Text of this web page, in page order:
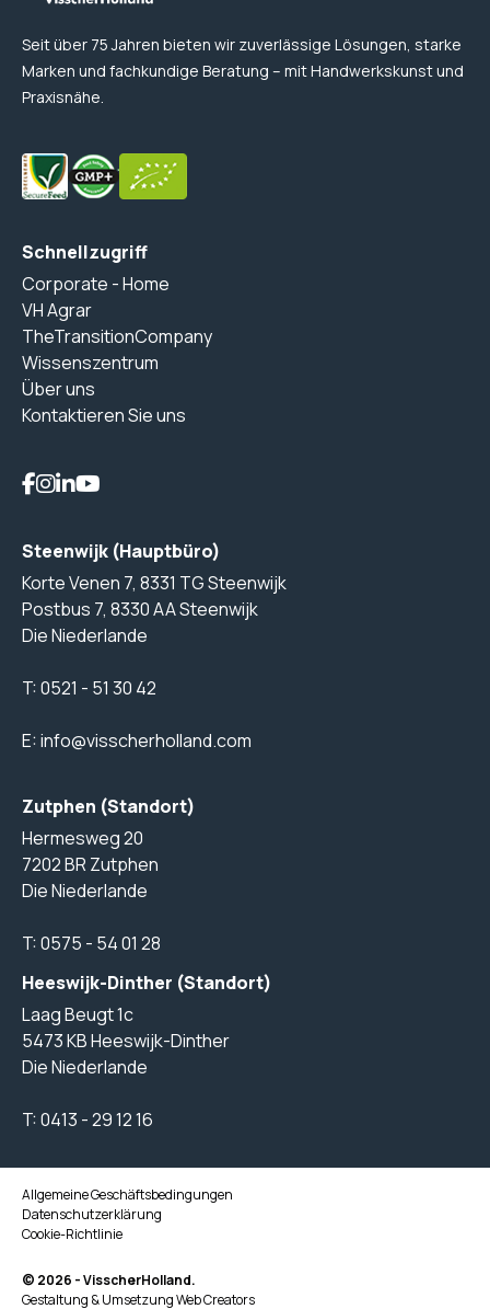
Seit über 75 Jahren bieten wir zuverlässige Lösungen, starke
Marken und fachkundige Beratung – mit Handwerkskunst und
Praxisnähe.
Schnellzugriff
Corporate - Home
VH Agrar
TheTransitionCompany
Wissenszentrum
Über uns
Kontaktieren Sie uns
Steenwijk (Hauptbüro)
Korte Venen 7, 8331 TG Steenwijk
Postbus 7, 8330 AA Steenwijk
Die Niederlande
T:0521 - 51 30 42
E:info@visscherholland.com
Zutphen (Standort)
Hermesweg 20
7202 BR Zutphen
Die Niederlande
T:0575 - 54 01 28
Heeswijk-Dinther (Standort)
Laag Beugt 1c
5473 KB Heeswijk-Dinther
Die Niederlande
T:0413 - 29 12 16
© 2026 - VisscherHolland.
Gestaltung & UmsetzungWeb Creators
Allgemeine Geschäftsbedingungen
Datenschutzerklärung
Cookie-Richtlinie